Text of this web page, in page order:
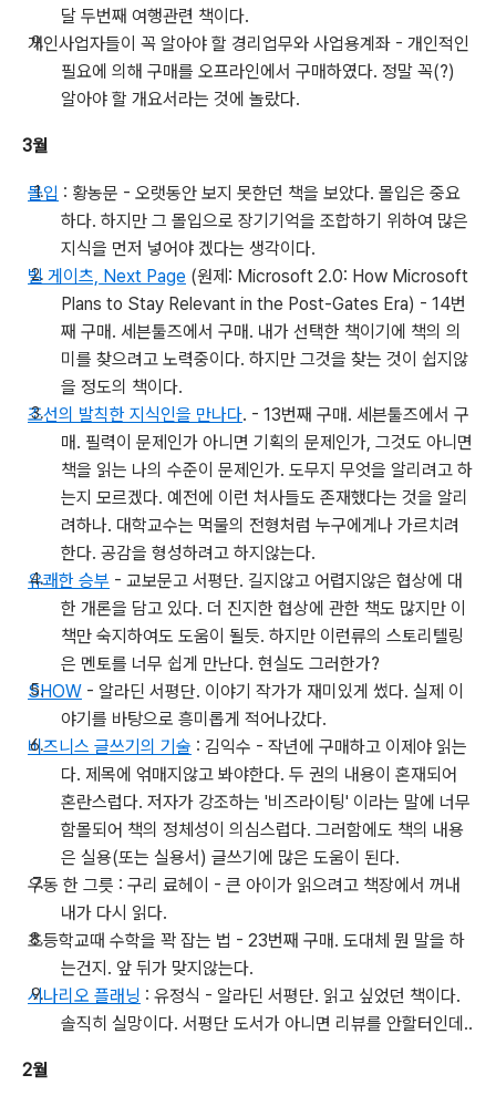
달 두번째 여행관련 책이다.
개인사업자들이 꼭 알아야 할 경리업무와 사업용계좌 - 개인적인
필요에 의해 구매를 오프라인에서 구매하였다. 정말 꼭(?)
알아야 할 개요서라는 것에 놀랐다.
3월
몰입 : 황농문 - 오랫동안 보지 못한던 책을 보았다. 몰입은 중요
하다. 하지만 그 몰입으로 장기기억을 조합하기 위하여 많은
지식을 먼저 넣어야 겠다는 생각이다.
빌 게이츠, Next Page (원제: Microsoft 2.0: How Microsoft
Plans to Stay Relevant in the Post-Gates Era) - 14번
째 구매. 세븐툴즈에서 구매. 내가 선택한 책이기에 책의 의
미를 찾으려고 노력중이다. 하지만 그것을 찾는 것이 쉽지않
을 정도의 책이다.
조선의 발칙한 지식인을 만나다. - 13번째 구매. 세븐툴즈에서 구
매. 필력이 문제인가 아니면 기획의 문제인가, 그것도 아니면
책을 읽는 나의 수준이 문제인가. 도무지 무엇을 알리려고 하
는지 모르겠다. 예전에 이런 처사들도 존재했다는 것을 알리
려하나. 대학교수는 먹물의 전형처럼 누구에게나 가르치려
한다. 공감을 형성하려고 하지않는다.
유쾌한 승부 - 교보문고 서평단. 길지않고 어렵지않은 협상에 대
한 개론을 담고 있다. 더 진지한 협상에 관한 책도 많지만 이
책만 숙지하여도 도움이 될듯. 하지만 이런류의 스토리텔링
은 멘토를 너무 쉽게 만난다. 현실도 그러한가?
SHOW - 알라딘 서평단. 이야기 작가가 재미있게 썼다. 실제 이
야기를 바탕으로 흥미롭게 적어나갔다.
비즈니스 글쓰기의 기술 : 김익수 - 작년에 구매하고 이제야 읽는
다. 제목에 얶매지않고 봐야한다. 두 권의 내용이 혼재되어
혼란스럽다. 저자가 강조하는 '비즈라이팅' 이라는 말에 너무
함몰되어 책의 정체성이 의심스럽다. 그러함에도 책의 내용
은 실용(또는 실용서) 글쓰기에 많은 도움이 된다.
우동 한 그릇 : 구리 료헤이 - 큰 아이가 읽으려고 책장에서 꺼내
내가 다시 읽다.
초등학교때 수학을 꽉 잡는 법 - 23번째 구매. 도대체 뭔 말을 하
는건지. 앞 뒤가 맞지않는다.
시나리오 플래닝 : 유정식 - 알라딘 서평단. 읽고 싶었던 책이다.
솔직히 실망이다. 서평단 도서가 아니면 리뷰를 안할터인데..
2월